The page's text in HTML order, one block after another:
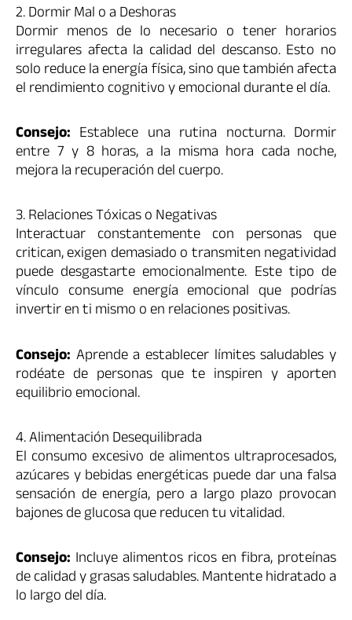
2. Dormir Mal o a Deshoras
Dormir menos de lo necesario o tener horarios
irregulares afecta la calidad del descanso. Esto no
solo reduce la energía física, sino que también afecta
el rendimiento cognitivo y emocional durante el día.
Consejo: Establece una rutina nocturna. Dormir
entre 7 y 8 horas, a la misma hora cada noche,
mejora la recuperación del cuerpo.
3. Relaciones Tóxicas o Negativas
Interactuar constantemente con personas que
critican, exigen demasiado o transmiten negatividad
puede desgastarte emocionalmente. Este tipo de
vínculo consume energía emocional que podrías
invertir en ti mismo o en relaciones positivas.
Consejo: Aprende a establecer límites saludables y
rodéate de personas que te inspiren y aporten
equilibrio emocional.
4. Alimentación Desequilibrada
El consumo excesivo de alimentos ultraprocesados,
azúcares y bebidas energéticas puede dar una falsa
sensación de energía, pero a largo plazo provocan
bajones de glucosa que reducen tu vitalidad.
Consejo: Incluye alimentos ricos en fibra, proteínas
de calidad y grasas saludables. Mantente hidratado a
lo largo del día.